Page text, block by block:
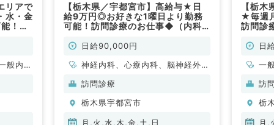
リアで
水・金
！時
般内
【栃木県／宇都宮市】高給与★日
給9万円◎お好きな1曜日より勤務
可能！訪問診療のお仕事◆（内科
日給90,000円
神経内科、心療内科、脳神経外
科、心臓血管外科、一般内科、循
科、内分泌・代謝内科、腎臓内
科、老年内科、外科系全般、一般
訪問診療
栃木県宇都宮市
月,火,水,木,金,土,日
【栃
★毎週
訪問診
日
一
科
訪
栃
月,